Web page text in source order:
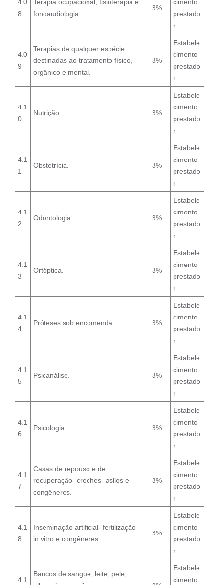
4.0
8
Terapia ocupacional, fisioterapia e
fonoaudiologia.
3%
cimento
prestado
r
4.0
9
Terapias de qualquer espécie
destinadas ao tratamento físico,
orgânico e mental.
3%
Estabele
cimento
prestado
r
4.1
0
Nutrição. 3%
Estabele
cimento
prestado
r
4.1
1
Obstetrícia. 3%
Estabele
cimento
prestado
r
4.1
2
Odontologia. 3%
Estabele
cimento
prestado
r
4.1
3
Ortóptica. 3%
Estabele
cimento
prestado
r
4.1
4
Próteses sob encomenda. 3%
Estabele
cimento
prestado
r
4.1
5
Psicanálise. 3%
Estabele
cimento
prestado
r
4.1
6
Psicologia. 3%
Estabele
cimento
prestado
r
4.1
7
Casas de repouso e de
recuperação- creches- asilos e
congêneres.
3%
Estabele
cimento
prestado
r
4.1
8
Inseminação artificial- fertilização
in vitro e congêneres.
3%
Estabele
cimento
prestado
r
4.1
Bancos de sangue, leite, pele,
Estabele
cimento